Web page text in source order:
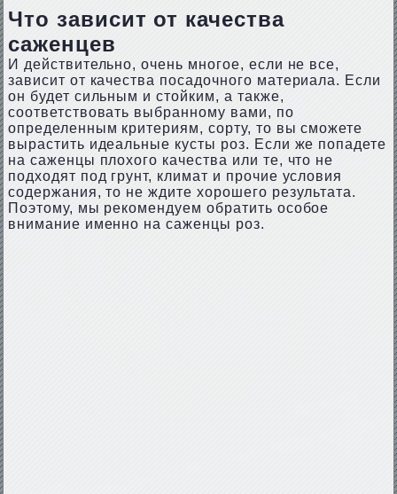
Что зависит от качества
саженцев
И действительно, очень многое, если не все,
зависит от качества посадочного материала. Если
он будет сильным и стойким, а также,
соответствовать выбранному вами, по
определенным критериям, сорту, то вы сможете
вырастить идеальные кусты роз. Если же попадете
на саженцы плохого качества или те, что не
подходят под грунт, климат и прочие условия
содержания, то не ждите хорошего результата.
Поэтому, мы рекомендуем обратить особое
внимание именно на саженцы роз.